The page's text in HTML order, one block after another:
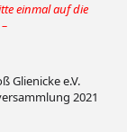
einmal auf die
Glienicke e.V.
2021